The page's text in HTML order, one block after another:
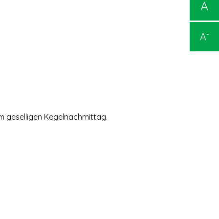
A
A-
geselligen Kegelnachmittag.